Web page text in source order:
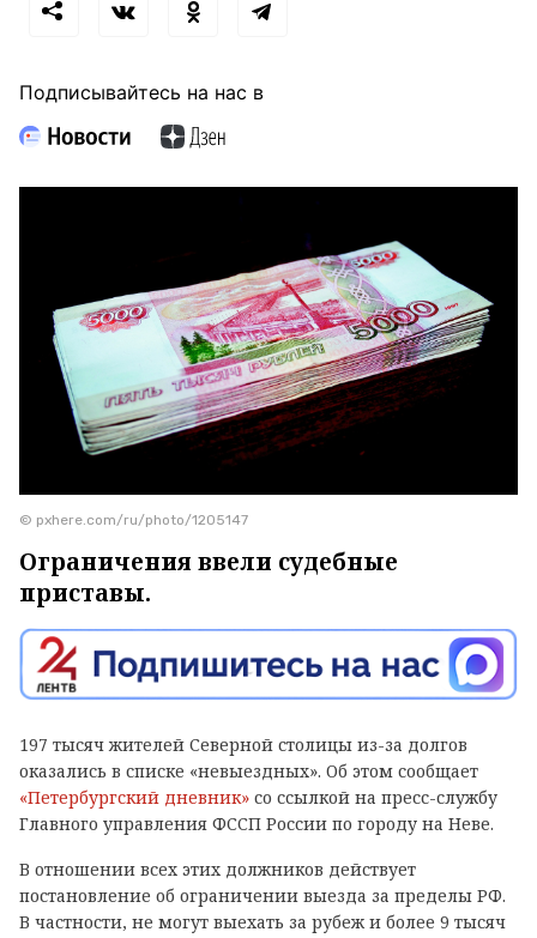
Подписывайтесь на нас в
© pxhere.com/ru/photo/1205147
Ограничения ввели судебные
приставы.
197 тысяч жителей Северной столицы из-за долгов
оказались в списке «невыездных». Об этом сообщает
«Петербургский дневник» со ссылкой на пресс-службу
Главного управления ФССП России по городу на Неве.
В отношении всех этих должников действует
постановление об ограничении выезда за пределы РФ.
В частности, не могут выехать за рубеж и более 9 тысяч